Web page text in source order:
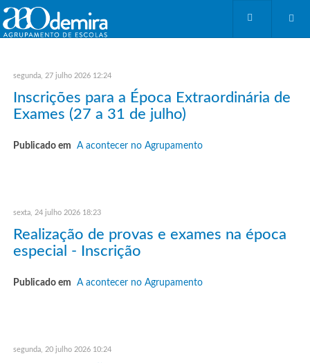
segunda, 27 julho 2026 12:24
Inscrições para a Época Extraordinária de
Exames (27 a 31 de julho)
Publicado em A acontecer no Agrupamento
sexta, 24 julho 2026 18:23
Realização de provas e exames na época
especial - Inscrição
Publicado em A acontecer no Agrupamento
segunda, 20 julho 2026 10:24